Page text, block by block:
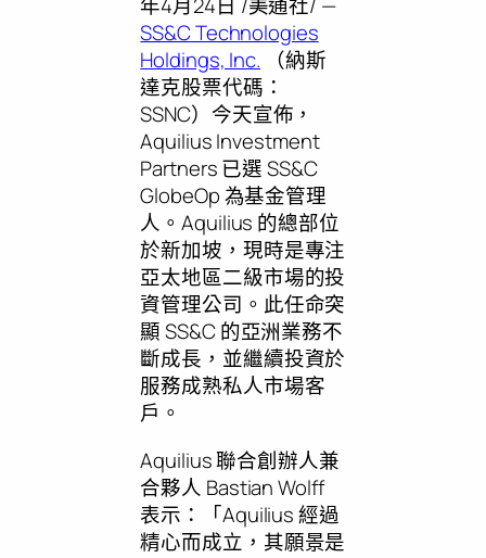
SS&C Technologies
Holdings, Inc. （納斯
達克股票代碼：
SSNC）今天宣佈，
Aquilius Investment
Partners 已選 SS&C
GlobeOp 為基金管理
人。Aquilius 的總部位
於新加坡，現時是專注
亞太地區二級市場的投
資管理公司。此任命突
顯 SS&C 的亞洲業務不
斷成長，並繼續投資於
服務成熟私人市場客
戶。
Aquilius 聯合創辦人兼
合夥人 Bastian Wolff
表示：「Aquilius 經過
精心而成立，其願景是